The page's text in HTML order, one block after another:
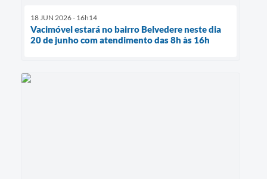
18 JUN 2026 - 16h14
Vacimóvel estará no bairro Belvedere neste dia
20 de junho com atendimento das 8h às 16h